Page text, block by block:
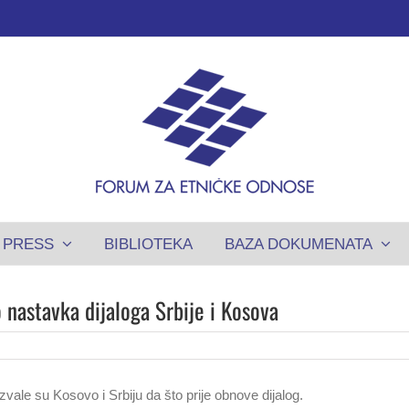
PRESS BIBLIOTEKA BAZA DOKUMENATA
dijaloga Srbije i Kosova
su Kosovo i Srbiju da što prije obnove dijalog.